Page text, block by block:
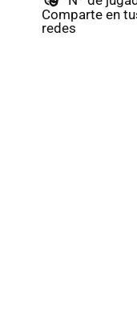
Comparte en
redes